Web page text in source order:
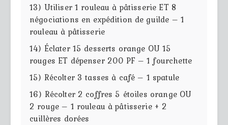
13) Utiliser 1 rouleau à pâtisserie ET 8
négociations en expédition de guilde – 1
rouleau à pâtisserie
14) Éclater 15 desserts orange OU 15
rouges ET dépenser 200 PF – 1 fourchette
15) Récolter 3 tasses à café – 1 spatule
16) Récolter 2 coffres 5 étoiles orange OU
2 rouge – 1 rouleau à pâtisserie + 2
cuillères dorées